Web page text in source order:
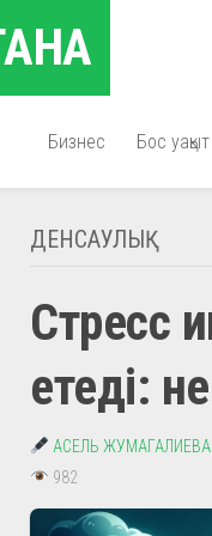
Бизнес Бос уақыт
ДЕНСАУЛЫҚ
Стресс
етеді:
АСЕЛЬ ЖУМАГАЛИЕВА
982